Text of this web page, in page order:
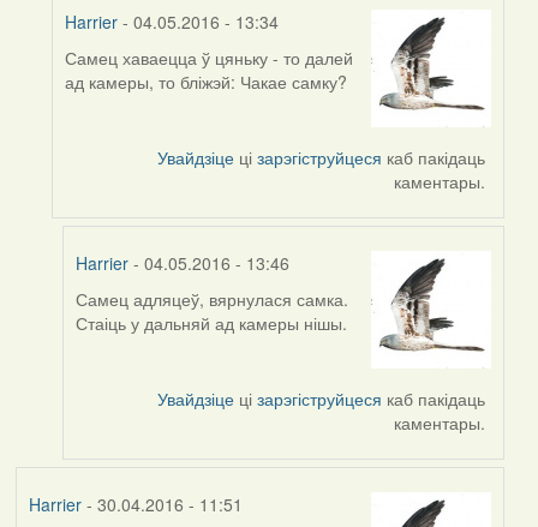
Harrier- 04.05.2016 - 13:34
In
reply
Самец хаваецца ў цяньку - то далей
ад камеры, то бліжэй: Чакае самку?
Увайдзіце цізарэгіструйцеся каб пакідаць
каментары.
Harrier - 04.05.2016 - 13:46
In
reply
Самец адляцеў, вярнулася самка.
Стаіць у дальняй ад камеры нішы.
Увайдзіце цізарэгіструйцеся каб пакідаць
каментары.
Harrier- 30.04.2016 - 11:51